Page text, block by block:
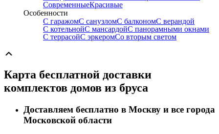
СовременныеКрасивые
Особенности
С гаражомС санузломС балкономС верандой
С котельнойС мансардойС панорамными окнами
С террасойС эркеромСо вторым светом
Карта бесплатной доставки
комплектов домов из бруса
Доставляем бесплатно в Москву и все города
Московской области